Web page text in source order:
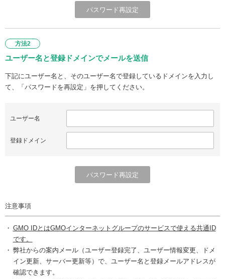
方法2
ユーザー名と登録ドメインでメールを送信
下記にユーザー名と、そのユーザー名で登録しているドメインを入力し
て、「パスワードを再設定」を押してください。
ユーザー名
登録ドメイン
注意事項
GMO IDとはGMOインターネットグループのサービスで使える共通ID
です。
弊社からの案内メール（ユーザー登録完了、ユーザー情報変更、ドメ
イン更新、サーバー更新等）で、ユーザー名と登録メールアドレスが
確認できます。